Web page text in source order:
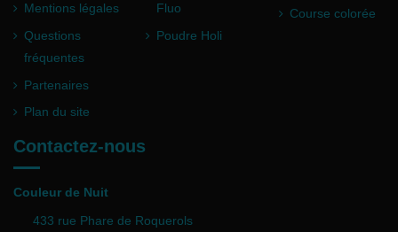
Mentions légales
Questions
fréquentes
Partenaires
Plan du site
Fluo
Poudre Holi
Course colorée
Contactez-nous
Couleur de Nuit
433 rue Phare de Roquerols